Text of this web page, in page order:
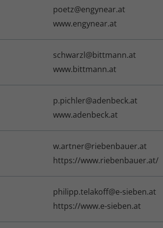
poetz@engynear.at
www.engynear.at
schwarzl@bittmann.at
www.bittmann.at
p.pichler@adenbeck.at
www.adenbeck.at
w.artner@riebenbauer.at
https://www.riebenbauer.at/
philipp.telakoff@e-sieben.at
https://www.e-sieben.at